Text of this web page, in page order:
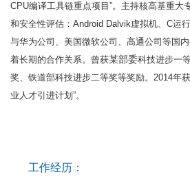
CPU编译工具链重点项目”。主持核高基重大
和安全性评估：Android Dalvik虚拟机、C运行
与华为公司、美国微软公司、高通公司等国
着长期的合作关系。曾获某部委科技进步一
奖、铁道部科技进步二等奖等奖励。2014年
业人才引进计划”。
工作经历：